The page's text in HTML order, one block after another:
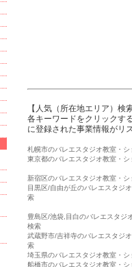
【人気（所在地エリア）検
各キーワードをクリックす
に登録された事業情報がリ
札幌市のバレエスタジオ教室・シ
東京都のバレエスタジオ教室・シ
新宿区のバレエスタジオ教室・シ
目黒区/自由が丘のバレエスタジ
索
豊島区/池袋,目白のバレエスタジ
検索
武蔵野市/吉祥寺のバレエスタジ
索
埼玉県のバレエスタジオ教室・シ
船橋市のバレエスタジオ教室・シ